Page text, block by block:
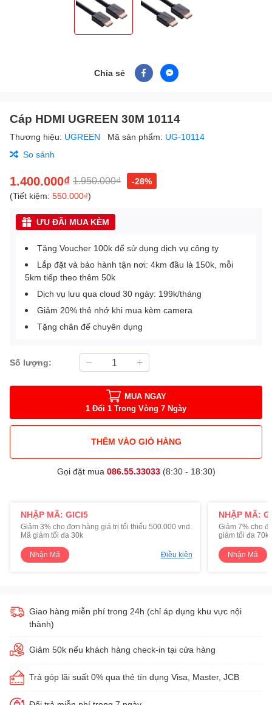
Chia sẻ
Cáp HDMI UGREEN 30M 10114
Thương hiệu: UGREEN Mã sản phẩm: UG-10114
So sánh
1.400.000₫ 1.950.000₫
-28%
(Tiết kiệm: 550.000₫)
ƯU ĐÃI MUA KÈM
Tặng Voucher 100k để sử dụng dịch vụ công ty
Lắp đặt và bảo hành tận nơi: 4km đầu là 150k, mỗi
5km tiếp theo thêm 50k
Dịch vụ lưu qua cloud 30 ngày: 199k/tháng
Giảm 20% thẻ nhớ khi mua kèm camera
Tặng chân đế chuyên dụng
Số lượng:
MUA NGAY
1 Đổi 1 Trong Vòng 7 Ngày
THÊM VÀO GIỎ HÀNG
Gọi đặt mua 086.55.33033(8:30 - 18:30)
NHẬP MÃ: GICI5
Giảm 3% cho đơn hàng giá trị tối thiểu 500.000 vnd.
Mã giảm tối đa 30k
Nhận Mã Điều kiện
NHẬP MÃ:
Giảm 7% cho
giảm tối đa 70k
Nhận Mã
Giao hàng miễn phí trong 24h (chỉ áp dụng khu vực nội
thành)
Giảm 50k nếu khách hàng check-in tại cửa hàng
Trả góp lãi suất 0% qua thẻ tín dụng Visa, Master, JCB